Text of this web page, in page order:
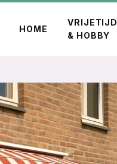
HOME
VRIJETIJD
& HOBBY